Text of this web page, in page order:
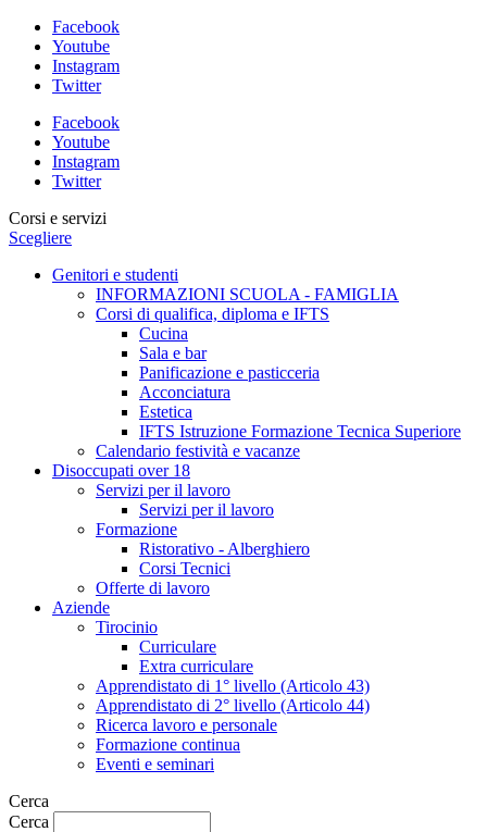
Facebook
Youtube
Instagram
Twitter
Facebook
Youtube
Instagram
Twitter
Corsi e servizi
Scegliere
Genitori e studenti
INFORMAZIONI SCUOLA - FAMIGLIA
Corsi di qualifica, diploma e IFTS
Cucina
Sala e bar
Panificazione e pasticceria
Acconciatura
Estetica
IFTS Istruzione Formazione Tecnica Superiore
Calendario festività e vacanze
Disoccupati over 18
Servizi per il lavoro
Servizi per il lavoro
Formazione
Ristorativo - Alberghiero
Corsi Tecnici
Offerte di lavoro
Aziende
Tirocinio
Curriculare
Extra curriculare
Apprendistato di 1° livello (Articolo 43)
Apprendistato di 2° livello (Articolo 44)
Ricerca lavoro e personale
Formazione continua
Eventi e seminari
Cerca
Cerca